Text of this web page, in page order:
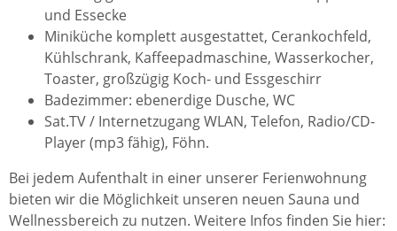
und Essecke
Miniküche komplett ausgestattet, Cerankochfeld,
Kühlschrank, Kaffeepadmaschine, Wasserkocher,
Toaster, großzügig Koch- und Essgeschirr
Badezimmer: ebenerdige Dusche, WC
Sat.TV / Internetzugang WLAN, Telefon, Radio/CD-
Player (mp3 fähig), Föhn.
Bei jedem Aufenthalt in einer unserer Ferienwohnung
bieten wir die Möglichkeit unseren neuen Sauna und
Wellnessbereich zu nutzen. Weitere Infos finden Sie hier: